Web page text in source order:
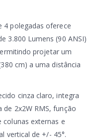
4 polegadas oferece
3.800 Lumens (90 ANSI)
projetar um
cm) a uma distância
cinza claro, integra
2x2W RMS, função
externas e
vertical de +/- 45°.